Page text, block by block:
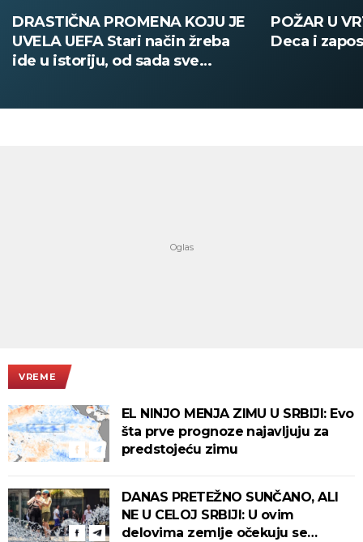
DRASTIČNA PROMENA KOJU JE
UVELA UEFA Stari način žreba
ide u istoriju, od sada sve
POŽAR U
Deca i
VREME
EL NINJO MENJA ZIMU U SRBIJI: Evo
šta prve prognoze najavljuju za
predstojeću zimu
DANAS PRETEŽNO SUNČANO, ALI
NE U CELOJ SRBIJI: U ovim
delovima zemlje očekuju se